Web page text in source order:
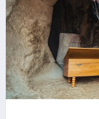
YAŞAM
DÜNYA
SAĞLIK